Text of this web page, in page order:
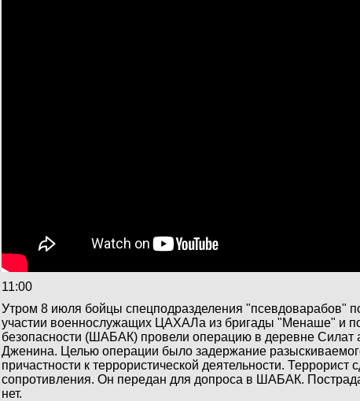
11:00
Утром 8 июля бойцы спецподразделения "псевдоварабов"
участии военнослужащих ЦАХАЛа из бригады "Менаше" и
безопасности (ШАБАК) провели операцию в деревне Силат
Дженина. Целью операции было задержание
причастности к террористической деятельности. Террорист
сопротивления. Он передан для допроса в ШАБАК.
нет.